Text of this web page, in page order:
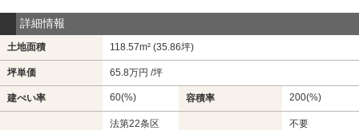
詳細情報
土地面積 118.57m² (35.86坪)
坪単価 65.8万円 /坪
建ぺい率 60(%) 容積率 200(%)
法第22条区
不要